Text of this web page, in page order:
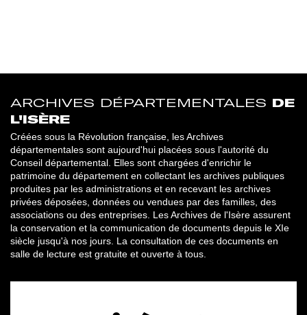
ARCHIVES DÉPARTEMENTALES DE
L'ISÈRE
Créées sous la Révolution française, les Archives
départementales sont aujourd'hui placées sous l'autorité du
Conseil départemental. Elles sont chargées d'enrichir le
patrimoine du département en collectant les archives publiques
produites par les administrations et en recevant les archives
privées déposées, données ou vendues par des familles, des
associations ou des entreprises. Les Archives de l'Isère assurent
la conservation et la communication de documents depuis le XIe
siècle jusqu'à nos jours. La consultation de ces documents en
salle de lecture est gratuite et ouverte à tous.